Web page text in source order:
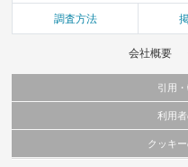
調査方法
会社概要
引用
当サイトで公開されている情報（文字
これらの情報を権利者の許可なく無断
利用
当サイトに掲載している内容はすべて
クッキ